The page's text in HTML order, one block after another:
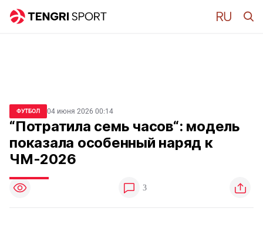
ФУТБОЛ 04 июня 2026 00:14
“Потратила семь часов“: модель
показала особенный наряд к
ЧМ-2026
3